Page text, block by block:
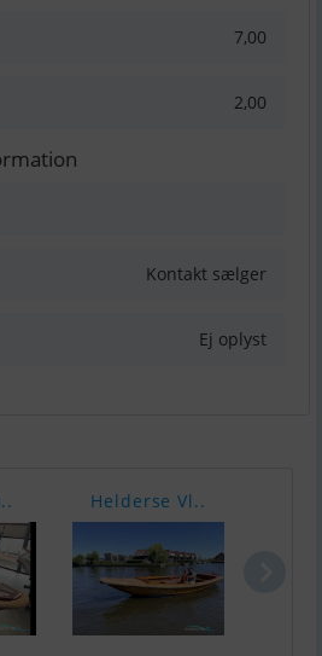
7,00
2,00
Kontakt sælger
Ej oplyst
Helderse Vl..